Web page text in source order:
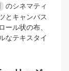
のシネマティ
とキャンバス
ール状の布、
なテキスタイ